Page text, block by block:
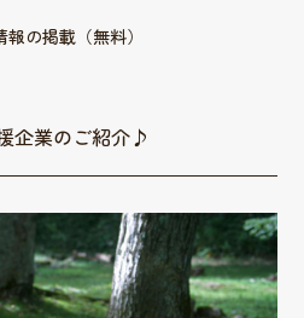
報の掲載（無料）
企業のご紹介♪